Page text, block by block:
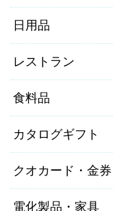
日用品
レストラン
食料品
カタログギフト
クオカード・金券
電化製品・家具